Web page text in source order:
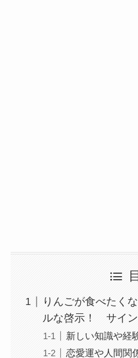
りんごが食べたく
ルな啓示！ サイン
新しい知識や経
恋愛運や人間関